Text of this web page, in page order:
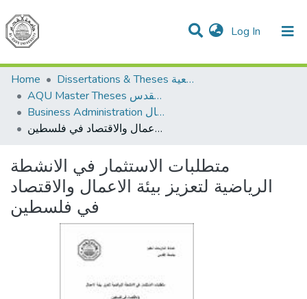
Log In (current)
Communities & Collections
All of DSpace
Home
Dissertations & Theses الرسائل الجامعية
AQU Master Theses الرسائل الجامعية الخاصة بجامعة القدس
Business Administration إدارة الاعمال
متطلبات الاستثمار في الانشطة الرياضية لتعزيز بيئة الاعمال والاقتصاد في فلسطين
متطلبات الاستثمار في الانشطة
الرياضية لتعزيز بيئة الاعمال والاقتصاد
في فلسطين